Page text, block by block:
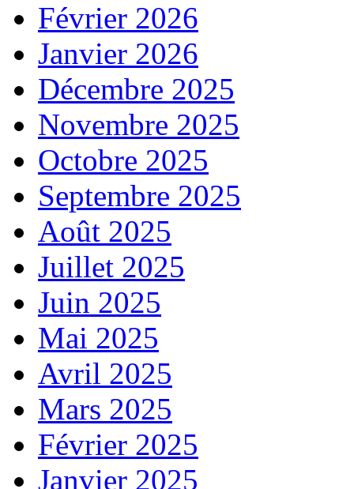
Février 2026
Janvier 2026
Décembre 2025
Novembre 2025
Octobre 2025
Septembre 2025
Août 2025
Juillet 2025
Juin 2025
Mai 2025
Avril 2025
Mars 2025
Février 2025
Janvier 2025